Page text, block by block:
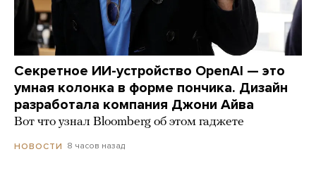
Секретное ИИ-устройство OpenAI — это
умная колонка в форме пончика. Дизайн
разработала компания Джони Айва
Вот что узнал Bloomberg об этом гаджете
НОВОСТИ 8 часов назад